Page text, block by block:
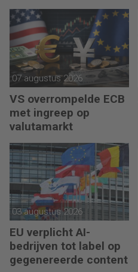
07 augustus 2026
VS overrompelde ECB
met ingreep op
valutamarkt
03 augustus 2026
EU verplicht AI-
bedrijven tot label op
gegenereerde content